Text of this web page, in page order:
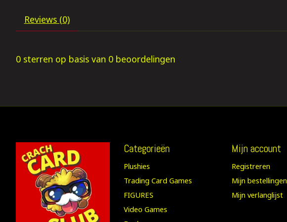
Reviews (0)
0 sterren op basis van 0 beoordelingen
Categorieën
Plushies
Trading Card Games
FIGURES
Video Games
Mijn account
Registreren
Mijn bestellingen
Mijn verlanglijst